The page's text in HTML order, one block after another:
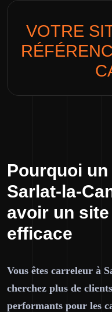
VOTRE
Pourquoi
Sarlat-la-
avoir un
efficace
Vous êtes carreleur à
cherchez plus de
performants pour les